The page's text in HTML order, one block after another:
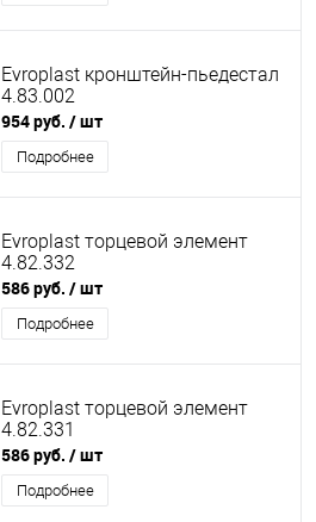
Evroplast кронштейн-пьедестал
4.83.002
954 руб. / шт
Подробнее
Evroplast торцевой элемент
4.82.332
586 руб. / шт
Подробнее
Evroplast торцевой элемент
4.82.331
586 руб. / шт
Подробнее